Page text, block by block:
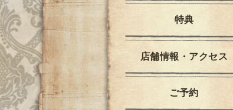
特典
店舗情報・アクセス
ご予約